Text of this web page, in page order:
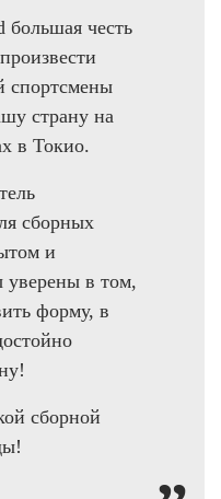
большая честь
спортсмены
страну на
в Токио.
сборных
и
уверены в том,
форму, в
сборной